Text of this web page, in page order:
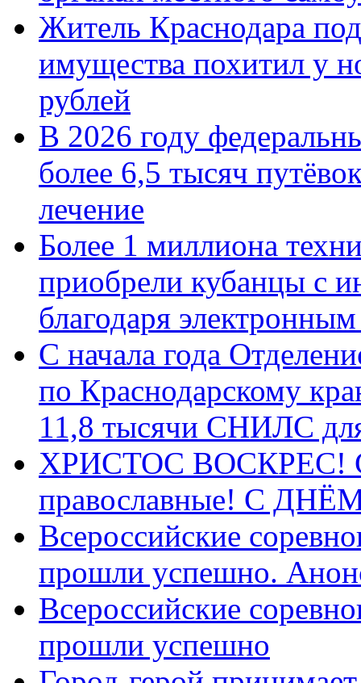
Житель Краснодара
имущества похитил у
рублей
В 2026 году
более 6,5 тысяч
лечение
Более 1 миллиона
приобрели кубанцы с
благодаря
С начала года
по Краснодарскому
11,8 тысячи СНИЛС
ХРИСТОС ВОСКРЕС! С
православные! C
Всероссийские
прошли успешно.
Всероссийские
прошли успешно